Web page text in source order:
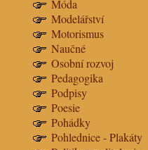
Móda
Modelářství
Motorismus
Naučné
Osobní rozvoj
Pedagogika
Podpisy
Poesie
Pohádky
Pohlednice - Plakáty